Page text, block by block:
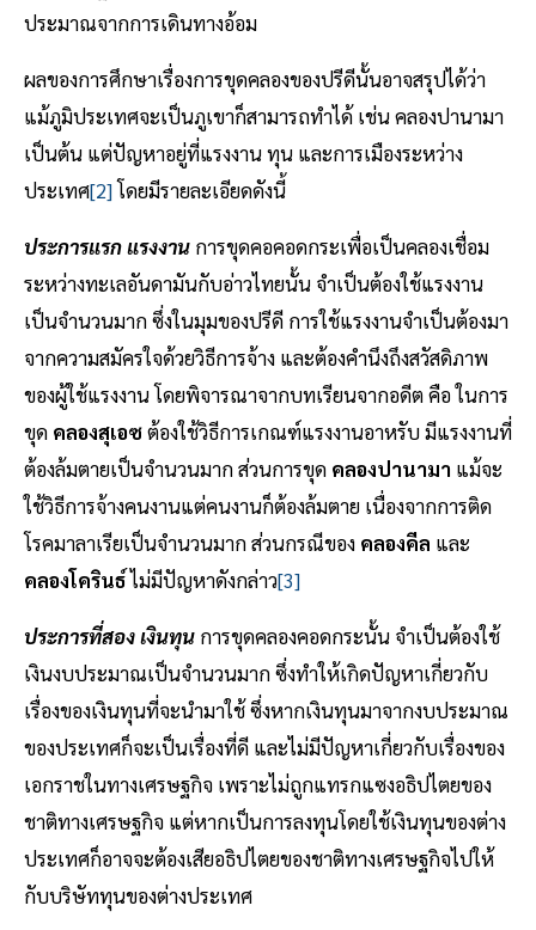
ประมาณจากการเดินทางอ้อม
ผลของการศึกษาเรื่องการขุดคลองของปรีดีนั้นอาจสรุปได้ว่า
แม้ภูมิประเทศจะเป็นภูเขาก็สามารถทำได้ เช่น คลองปานามา
เป็นต้น แต่ปัญหาอยู่ที่แรงงาน ทุน และการเมืองระหว่าง
ประเทศ[2]โดยมีรายละเอียดดังนี้
ประการแรก แรงงาน การขุดคอคอดกระเพื่อเป็นคลองเชื่อม
ระหว่างทะเลอันดามันกับอ่าวไทยนั้น จำเป็นต้องใช้แรงงาน
เป็นจำนวนมาก ซึ่งในมุมของปรีดี การใช้แรงงานจำเป็นต้องมา
จากความสมัครใจด้วยวิธีการจ้าง และต้องคำนึงถึงสวัสดิภาพ
ของผู้ใช้แรงงาน โดยพิจารณาจากบทเรียนจากอดีต คือ ในการ
ขุด คลองสุเอซต้องใช้วิธีการเกณฑ์แรงงานอาหรับ มีแรงงานที่
ต้องล้มตายเป็นจำนวนมาก ส่วนการขุด คลองปานามา แม้จะ
ใช้วิธีการจ้างคนงานแต่คนงานก็ต้องล้มตาย เนื่องจากการติด
โรคมาลาเรียเป็นจำนวนมาก ส่วนกรณีของ คลองคีล และ
คลองโครินธ์ไม่มีปัญหาดังกล่าว[3]
ประการที่สอง เงินทุน การขุดคลองคอดกระนั้น จำเป็นต้องใช้
เงินงบประมาณเป็นจำนวนมาก ซึ่งทำให้เกิดปัญหาเกี่ยวกับ
เรื่องของเงินทุนที่จะนำมาใช้ ซึ่งหากเงินทุนมาจากงบประมาณ
ของประเทศก็จะเป็นเรื่องที่ดี และไม่มีปัญหาเกี่ยวกับเรื่องของ
เอกราชในทางเศรษฐกิจ เพราะไม่ถูกแทรกแซงอธิปไตยของ
ชาติทางเศรษฐกิจ แต่หากเป็นการลงทุนโดยใช้เงินทุนของต่าง
ประเทศก็อาจจะต้องเสียอธิปไตยของชาติทางเศรษฐกิจไปให้
กับบริษัททุนของต่างประเทศ